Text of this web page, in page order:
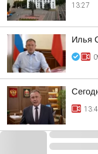
13:27
Илья